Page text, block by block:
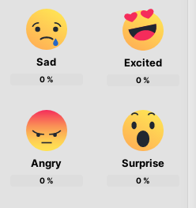
Sad
0%
Excited
0%
Angry
0%
Surprise
0%